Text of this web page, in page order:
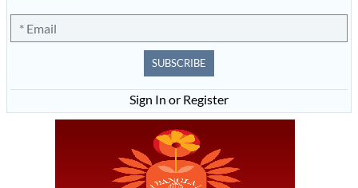
SUBSCRIBE
Sign In or Register